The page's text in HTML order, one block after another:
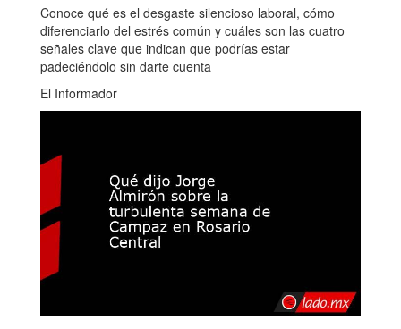
Conoce qué es el desgaste silencioso laboral, cómo
diferenciarlo del estrés común y cuáles son las cuatro
señales clave que indican que podrías estar
padeciéndolo sin darte cuenta
El Informador